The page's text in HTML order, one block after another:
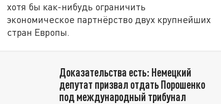
хотя бы как-нибудь ограничить
экономическое партнёрство двух крупнейших
стран Европы.
Доказательства есть: Немецкий
депутат призвал отдать Порошенко
под международный трибунал